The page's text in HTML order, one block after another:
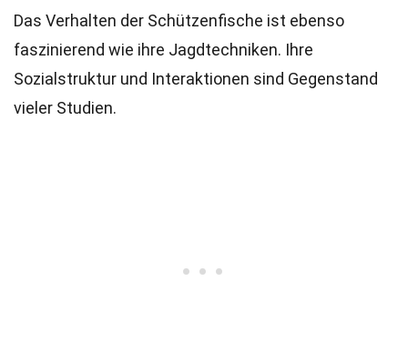
Das Verhalten der Schützenfische ist ebenso
faszinierend wie ihre Jagdtechniken. Ihre
Sozialstruktur und Interaktionen sind Gegenstand
vieler Studien.